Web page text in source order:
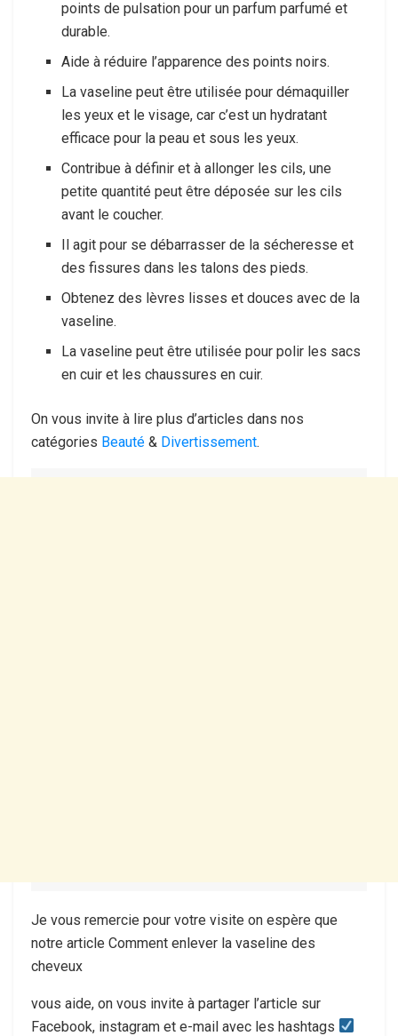
points de pulsation pour un parfum parfumé et
durable.
Aide à réduire l’apparence des points noirs.
La vaseline peut être utilisée pour démaquiller
les yeux et le visage, car c’est un hydratant
efficace pour la peau et sous les yeux.
Contribue à définir et à allonger les cils, une
petite quantité peut être déposée sur les cils
avant le coucher.
Il agit pour se débarrasser de la sécheresse et
des fissures dans les talons des pieds.
Obtenez des lèvres lisses et douces avec de la
vaseline.
La vaseline peut être utilisée pour polir les sacs
en cuir et les chaussures en cuir.
On vous invite à lire plus d’articles dans nos
catégories Beauté & Divertissement.
Je vous remercie pour votre visite on espère que
notre article Comment enlever la vaseline des
cheveux
vous aide, on vous invite à partager l’article sur
Facebook, instagram et e-mail avec les hashtags